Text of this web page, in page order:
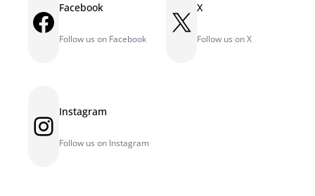
Facebook Facebook
Follow us on Facebook
X X
Follow us on X
Instagram Instagram
Follow us on Instagram